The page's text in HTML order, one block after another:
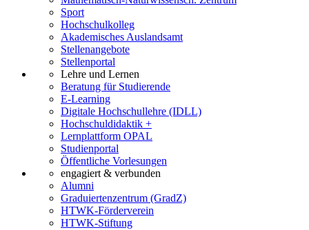
Sport
Hochschulkolleg
Akademisches Auslandsamt
Stellenangebote
Stellenportal
Lehre und Lernen
Beratung für Studierende
E-Learning
Digitale Hochschullehre (IDLL)
Hochschuldidaktik +
Lernplattform OPAL
Studienportal
Öffentliche Vorlesungen
engagiert & verbunden
Alumni
Graduiertenzentrum (GradZ)
HTWK-Förderverein
HTWK-Stiftung